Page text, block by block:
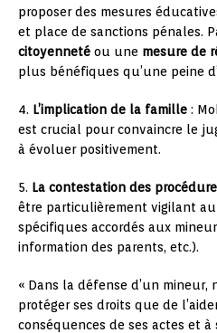
proposer des mesures
et place de sanctions pénales.
citoyenneté ou une mesure de
plus bénéfiques qu’une peine
4. L’implication de la famille :
est crucial pour convaincre le
à évoluer positivement.
5. La contestation des
être particulièrement vigilant
spécifiques accordés aux
information des parents, etc.).
« Dans la défense d’un
protéger ses droits que de
conséquences de ses actes et à